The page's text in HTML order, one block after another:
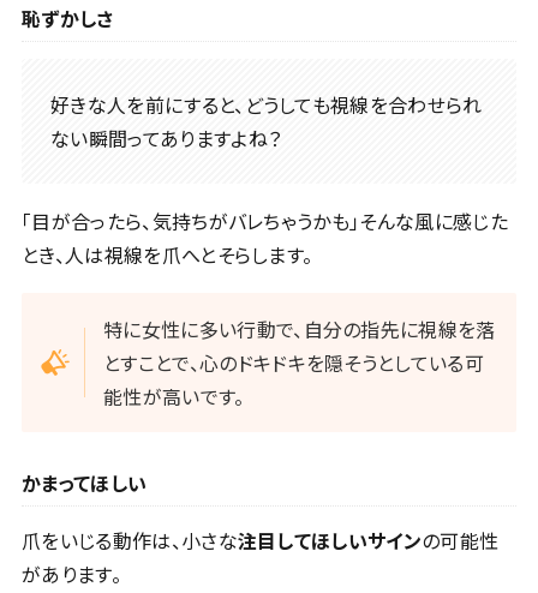
恥ずかしさ
好きな人を前にすると、どうしても視線を合わせられ
ない瞬間ってありますよね？
「目が合ったら、気持ちがバレちゃうかも」そんな風に感じた
とき、人は視線を爪へとそらします。
特に女性に多い行動で、自分の指先に視線を落
とすことで、心のドキドキを隠そうとしている可
能性が高いです。
かまってほしい
爪をいじる動作は、小さな注目してほしいサインの可能性
があります。